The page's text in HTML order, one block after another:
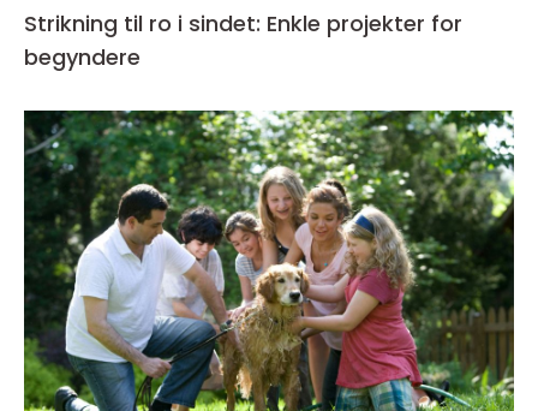
Strikning til ro i sindet: Enkle projekter for
begyndere